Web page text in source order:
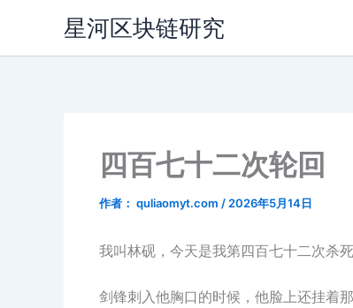
内
星河区块链研究
四百七十二次轮回
作者： quliaomyt.com / 2026年5月14日
我叫林砚，今天是我第四百七十二次杀死
剑锋刺入他胸口的时候，他脸上还挂着